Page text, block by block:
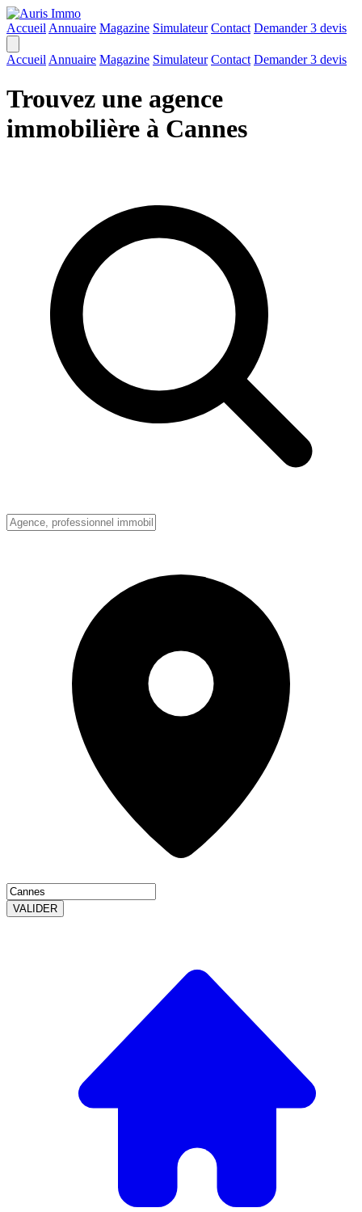
Accueil Annuaire Magazine Simulateur Contact Demander 3 devis
Accueil Annuaire Magazine Simulateur Contact Demander 3 devis
Trouvez une agence
immobilière à Cannes
VALIDER